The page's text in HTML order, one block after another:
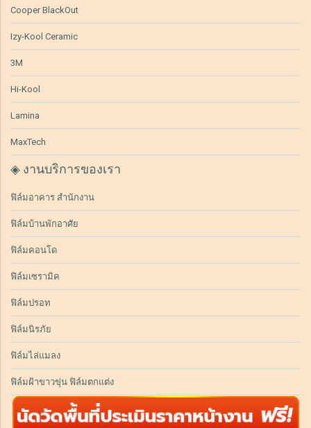
Cooper BlackOut
Izy-Kool Ceramic
3M
Hi-Kool
Lamina
MaxTech
◈ งานบริการของเรา
ฟิล์มอาคาร สำนักงาน
ฟิล์มบ้านพักอาศัย
ฟิล์มคอนโด
ฟิล์มเซรามิค
ฟิล์มปรอท
ฟิล์มนิรภัย
ฟิล์มไล่แมลง
ฟิล์มฝ้าขาวขุ่น ฟิล์มตกแต่ง